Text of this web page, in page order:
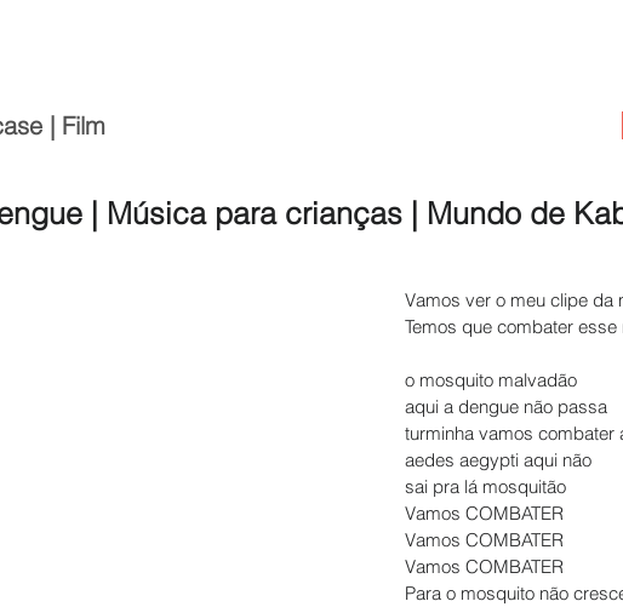
| Film
| Música para crianças | Mundo de
Vamos ver o meu clipe da
Temos que combater
o mosquito malvadão
aqui a dengue não passa
turminha vamos combater
aedes aegypti aqui não
sai pra lá mosquitão
Vamos COMBATER
Vamos COMBATER
Vamos COMBATER
Para o mosquito não